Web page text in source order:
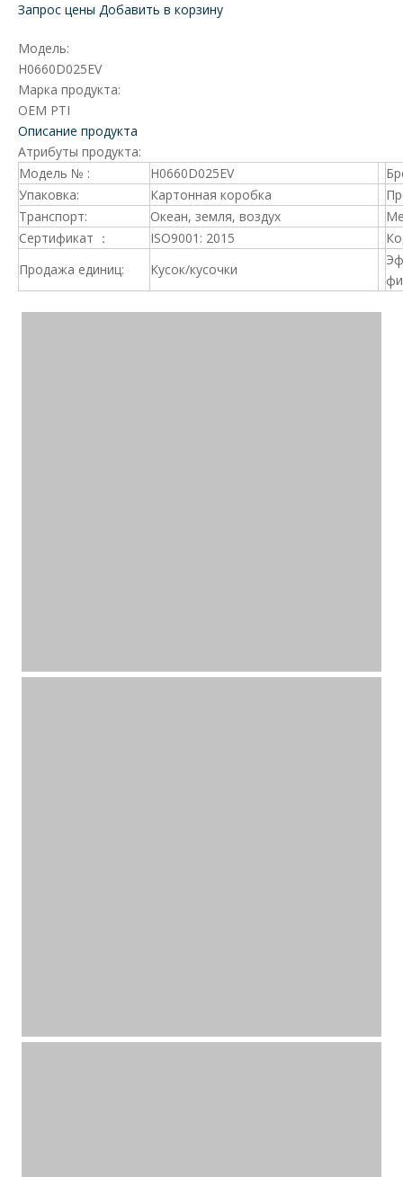
Запрос цены Добавить в корзину
Модель:
H0660D025EV
Марка продукта:
OEM PTI
Описание продукта
Атрибуты продукта:
Модель № :
H0660D025EV
Упаковка:
Картонная коробка
Транспорт:
Океан, земля, воздух
Сертификат ：
ISO9001: 2015
Продажа единиц:
Кусок/кусочки